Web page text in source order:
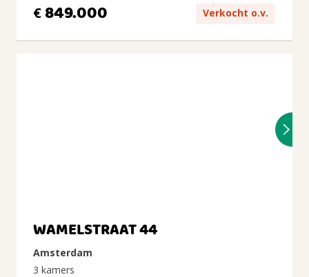
€ 849.000 Verkocht o.v.
WAMELSTRAAT 44
Amsterdam
3 kamers